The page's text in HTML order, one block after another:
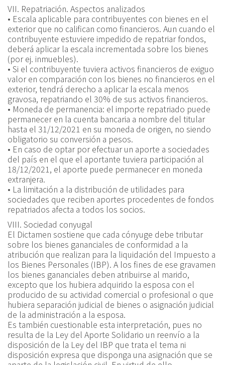
VII. Repatriación. Aspectos analizados
• Escala aplicable para contribuyentes con bienes en el
exterior que no califican como financieros. Aun cuando el
contribuyente estuviere impedido de repatriar fondos,
deberá aplicar la escala incrementada sobre los bienes
(por ej. inmuebles).
• Si el contribuyente tuviera activos financieros de exiguo
valor en comparación con los bienes no financieros en el
exterior, tendrá derecho a aplicar la escala menos
gravosa, repatriando el 30% de sus activos financieros.
• Moneda de permanencia: el importe repatriado puede
permanecer en la cuenta bancaria a nombre del titular
hasta el 31/12/2021 en su moneda de origen, no siendo
obligatorio su conversión a pesos.
• En caso de optar por efectuar un aporte a sociedades
del país en el que el aportante tuviera participación al
18/12/2021, el aporte puede permanecer en moneda
extranjera.
• La limitación a la distribución de utilidades para
sociedades que reciben aportes procedentes de fondos
repatriados afecta a todos los socios.
VIII. Sociedad conyugal
El Dictamen sostiene que cada cónyuge debe tributar
sobre los bienes gananciales de conformidad a la
atribución que realizan para la liquidación del Impuesto a
los Bienes Personales (IBP). A los fines de ese gravamen
los bienes gananciales deben atribuirse al marido,
excepto que los hubiera adquirido la esposa con el
producido de su actividad comercial o profesional o que
hubiera separación judicial de bienes o asignación judicial
de la administración a la esposa.
Es también cuestionable esta interpretación, pues no
resulta de la Ley del Aporte Solidario un reenvío a la
disposición de la Ley del IBP que trata el tema ni
disposición expresa que disponga una asignación que se